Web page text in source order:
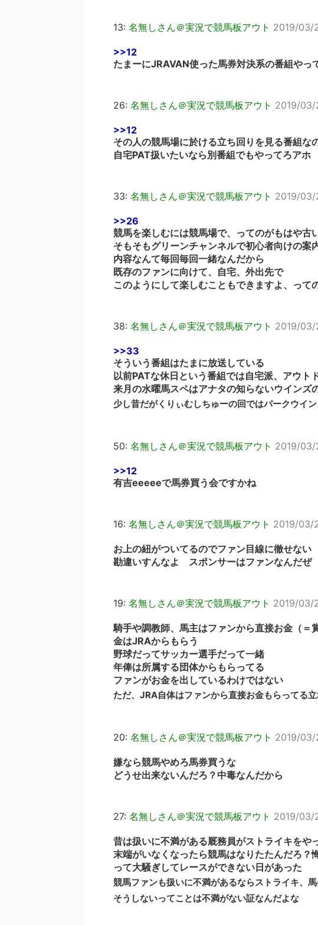
13: 名無しさん＠実況で競馬板アウト 2019/03/
>>12
たまーにJRAVAN使った馬券対決系の番組やっ
26: 名無しさん＠実況で競馬板アウト 2019/03/
>>12
その人の競馬場に於ける立ち回りを見る番組な
自宅PAT扱いたいなら別番組でもやってろアホ
33: 名無しさん＠実況で競馬板アウト 2019/03/
>>26
競馬を楽しむには競馬場で、ってのがもはや古
そもそもグリーンチャンネルで初心者向けの案
内容なんて毎回毎回一緒なんだから
既存のファンに向けて、自宅、外出先で
このようにして楽しむこともできますよ、って
38: 名無しさん＠実況で競馬板アウト 2019/03/
>>33
そういう番組はたまに放送している
以前PATな休日という番組では自宅派、アウト
来月の水曜馬スペはアナタの知らないウインズ
少し昔だがくりぃむしちゅーの回ではパークウイ
50: 名無しさん＠実況で競馬板アウト 2019/03/
>>12
有吉eeeeeで馬券買う会ですかね
16: 名無しさん＠実況で競馬板アウト 2019/03/
お上の紐がついてるのでファン目線に徹せない
勘違いすんなよ スポンサーはファンなんだぜ
19: 名無しさん＠実況で競馬板アウト 2019/03/
騎手や調教師、馬主はファンから直接お金（＝
金はJRAからもらう
野球だってサッカー選手だって一緒
年俸は所属する団体からもらってる
ファンがお金を出しているわけではない
ただ、JRA自体はファンから直接お金もらってる
20: 名無しさん＠実況で競馬板アウト 2019/03/
嫌なら競馬やめろ馬券買うな
どうせ出来ないんだろ？中毒なんだから
27: 名無しさん＠実況で競馬板アウト 2019/03/
昔は扱いに不満がある厩務員がストライキをや
末端がいなくなったら競馬はなりたたんだろ？
って大騒ぎしてレースができない日があった
競馬ファンも扱いに不満があるならストライキ、
そうしないってことは不満がない証なんだよな